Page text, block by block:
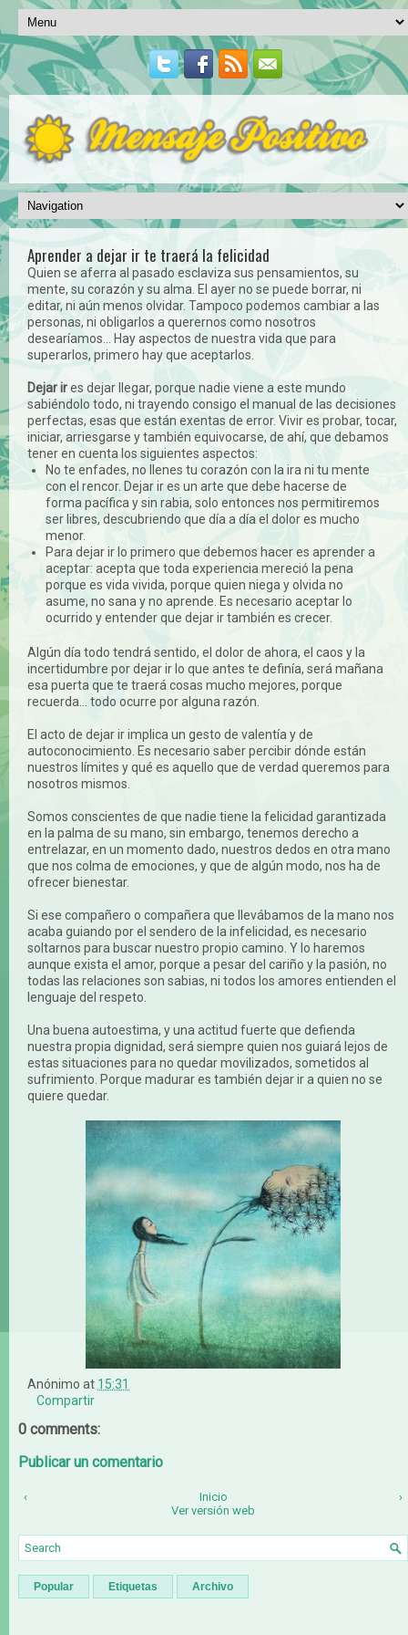
Aprender a dejar ir te traerá la felicidad
Quien se aferra al pasado esclaviza sus pensamientos, su
mente, su corazón y su alma. El ayer no se puede borrar, ni
editar, ni aún menos olvidar. Tampoco podemos cambiar a las
personas, ni obligarlos a querernos como nosotros
desearíamos… Hay aspectos de nuestra vida que para
superarlos, primero hay que aceptarlos.
Dejar ires dejar llegar, porque nadie viene a este mundo
sabiéndolo todo, ni trayendo consigo el manual de las decisiones
perfectas, esas que están exentas de error. Vivir es probar, tocar,
iniciar, arriesgarse y también equivocarse, de ahí, que debamos
tener en cuenta los siguientes aspectos:
No te enfades, no llenes tu corazón con la ira ni tu mente
con el rencor. Dejar ir es un arte que debe hacerse de
forma pacífica y sin rabia, solo entonces nos permitiremos
ser libres, descubriendo que día a día el dolor es mucho
menor.
Para dejar ir lo primero que debemos hacer es aprender a
aceptar: acepta que toda experiencia mereció la pena
porque es vida vivida, porque quien niega y olvida no
asume, no sana y no aprende. Es necesario aceptar lo
ocurrido y entender que dejar ir también es crecer.
Algún día todo tendrá sentido, el dolor de ahora, el caos y la
incertidumbre por dejar ir lo que antes te definía, será mañana
esa puerta que te traerá cosas mucho mejores, porque
recuerda… todo ocurre por alguna razón.
El acto de dejar ir implica un gesto de valentía y de
autoconocimiento. Es necesario saber percibir dónde están
nuestros límites y qué es aquello que de verdad queremos para
nosotros mismos.
Somos conscientes de que nadie tiene la felicidad garantizada
en la palma de su mano, sin embargo, tenemos derecho a
entrelazar, en un momento dado, nuestros dedos en otra mano
que nos colma de emociones, y que de algún modo, nos ha de
ofrecer bienestar.
Si ese compañero o compañera que llevábamos de la mano nos
acaba guiando por el sendero de la infelicidad, es necesario
soltarnos para buscar nuestro propio camino. Y lo haremos
aunque exista el amor, porque a pesar del cariño y la pasión, no
todas las relaciones son sabias, ni todos los amores entienden el
lenguaje del respeto.
Una buena autoestima, y una actitud fuerte que defienda
nuestra propia dignidad, será siempre quien nos guiará lejos de
estas situaciones para no quedar movilizados, sometidos al
sufrimiento. Porque madurar es también dejar ir a quien no se
quiere quedar.
Anónimo at 15:31
Compartir
0 comments:
Publicar un comentario
‹ ›
Inicio
Ver versión web
Popular Etiquetas Archivo